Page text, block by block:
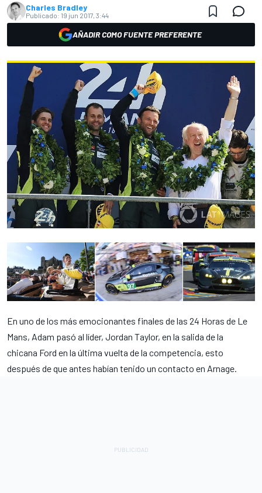
Charles Bradley
Publicado: 19 jun 2017, 3:44
AÑADIR COMO FUENTE PREFERENTE
En uno de los más emocionantes finales de las 24 Horas de Le
Mans, Adam pasó al líder, Jordan Taylor, en la salida de la
chicana Ford en la última vuelta de la competencia, esto
después de que antes habían tenido un contacto en Arnage.